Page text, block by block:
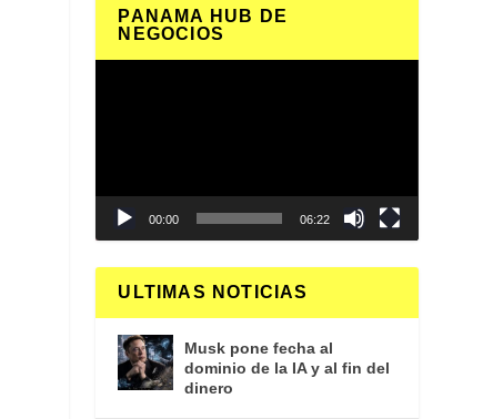
PANAMA HUB DE
NEGOCIOS
00:00 06:22
ULTIMAS NOTICIAS
Musk pone fecha al
dominio de la IA y al fin del
dinero